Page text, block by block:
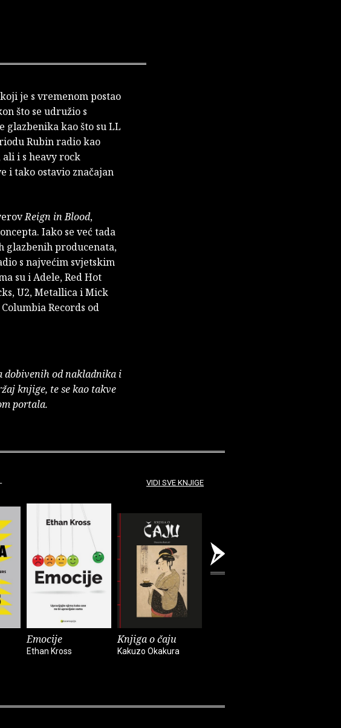
je s vremenom postao
što se udružio s
glazbenika kao što su LL
Rubin radio kao
i s heavy rock
i tako ostavio značajan
Reign in Blood,
Iako se već tada
glazbenih producenata,
s najvećim svjetskim
su i Adele, Red Hot
U2, Metallica i Mick
Records od
dobivenih od nakladnika i
knjige, te se kao takve
portala.
Emocije
Ethan Kross
Knjiga o čaju
Kakuzo Okakura
VIDI SVE KNJIGE